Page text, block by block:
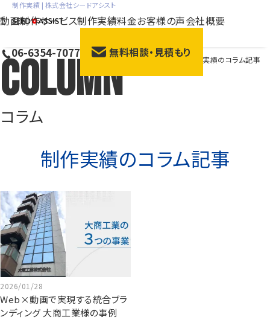
制作実績 | 株式会社シードアシスト
動画制作サービス
採用動画
制作実績料金お客様の声会社概要
06-6354-7077 無料相談・見積もり
Column
コラム
HOME > コラム > 制作実績のコラム記事
制作実績のコラム記事
2026/01/28
Web×動画で実現する統合ブラ
ンディング 大商工業様の事例